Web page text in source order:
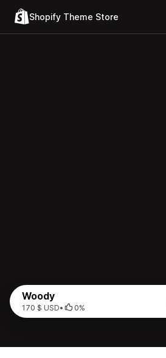
Shopify Theme Store
Woody
170 $ USD• 0%